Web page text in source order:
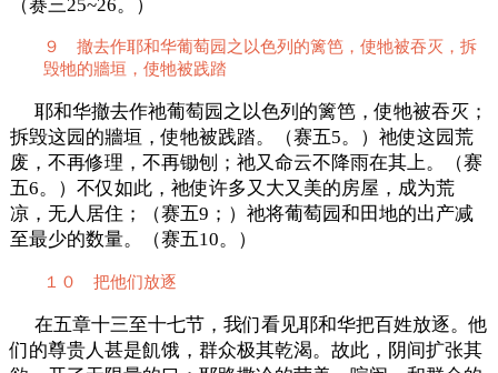
（赛三25~26。）
９ 撤去作耶和华葡萄园之以色列的篱笆，使牠被吞灭，拆
毁牠的牆垣，使牠被践踏
耶和华撤去作祂葡萄园之以色列的篱笆，使牠被吞灭；
拆毁这园的牆垣，使牠被践踏。（赛五5。）祂使这园荒
废，不再修理，不再锄刨；祂又命云不降雨在其上。（赛
五6。）不仅如此，祂使许多又大又美的房屋，成为荒
凉，无人居住；（赛五9；）祂将葡萄园和田地的出产减
至最少的数量。（赛五10。）
１０ 把他们放逐
在五章十三至十七节，我们看见耶和华把百姓放逐。他
们的尊贵人甚是飢饿，群众极其乾渴。故此，阴间扩张其